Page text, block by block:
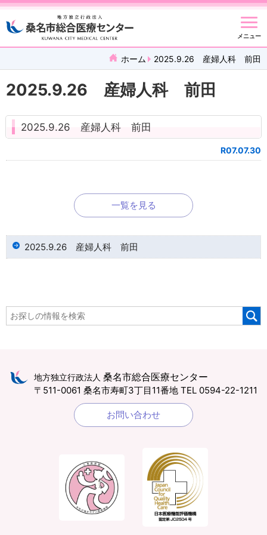
メニュー
ホーム 2025.9.26 産婦人科 前田
2025.9.26 産婦人科 前田
2025.9.26 産婦人科 前田
R07.07.30
一覧を見る
2025.9.26 産婦人科 前田
地方独立行政法人 桑名市総合医療センター
〒511-0061 桑名市寿町3丁目11番地 TEL 0594-22-1211
お問い合わせ